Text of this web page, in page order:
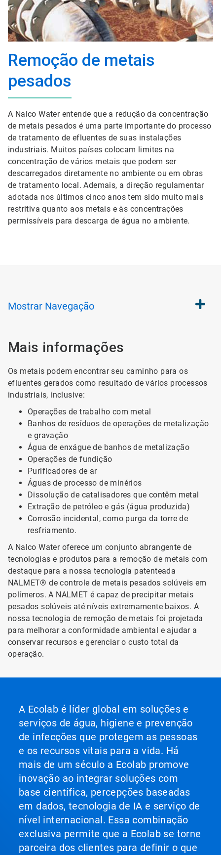
Remoção de metais
pesados
A Nalco Water entende que a redução da concentração
de metais pesados é uma parte importante do processo
de tratamento de efluentes de suas instalações
industriais. Muitos países colocam limites na
concentração de vários metais que podem ser
descarregados diretamente no ambiente ou em obras
de tratamento local. Ademais, a direção regulamentar
adotada nos últimos cinco anos tem sido muito mais
restritiva quanto aos metais e às concentrações
permissíveis para descarga de água no ambiente.
Mostrar Navegação
Mais informações
Os metais podem encontrar seu caminho para os
efluentes gerados como resultado de vários processos
industriais, inclusive:
Operações de trabalho com metal
Banhos de resíduos de operações de metalização
e gravação
Água de enxágue de banhos de metalização
Operações de fundição
Purificadores de ar
Águas de processo de minérios
Dissolução de catalisadores que contêm metal
Extração de petróleo e gás (água produzida)
Corrosão incidental, como purga da torre de
resfriamento.
A Nalco Water oferece um conjunto abrangente de
tecnologias e produtos para a remoção de metais com
destaque para a nossa tecnologia patenteada
NALMET® de controle de metais pesados solúveis em
polímeros. A NALMET é capaz de precipitar metais
pesados solúveis até níveis extremamente baixos. A
nossa tecnologia de remoção de metais foi projetada
para melhorar a conformidade ambiental e ajudar a
conservar recursos e gerenciar o custo total da
operação.
A Ecolab é líder global em soluções e
serviços de água, higiene e prevenção
de infecções que protegem as pessoas
e os recursos vitais para a vida. Há
mais de um século a Ecolab promove
inovação ao integrar soluções com
base científica, percepções baseadas
em dados, tecnologia de IA e serviço de
nível internacional. Essa combinação
exclusiva permite que a Ecolab se torne
parceira dos clientes para definir o que